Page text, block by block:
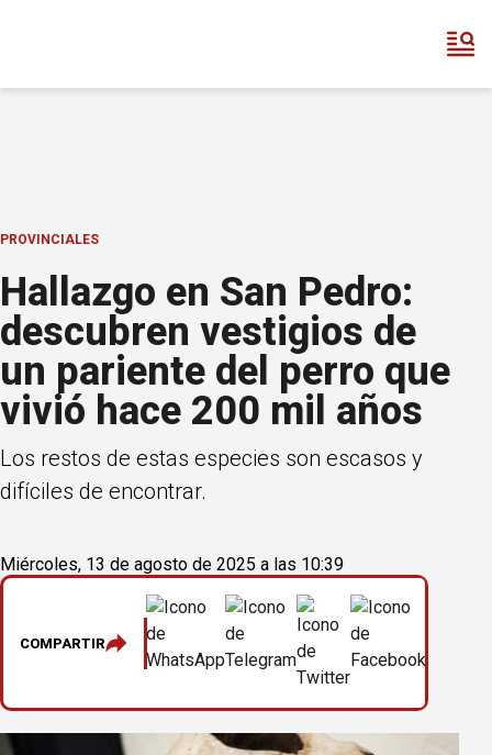
PROVINCIALES
Hallazgo en San Pedro:
descubren vestigios de
un pariente del perro que
vivió hace 200 mil años
Los restos de estas especies son escasos y
difíciles de encontrar.
Miércoles, 13 de agosto de 2025 a las 10:39
COMPARTIR